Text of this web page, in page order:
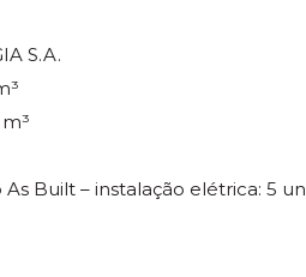
S.A.
Built – instalação elétrica: 5 un